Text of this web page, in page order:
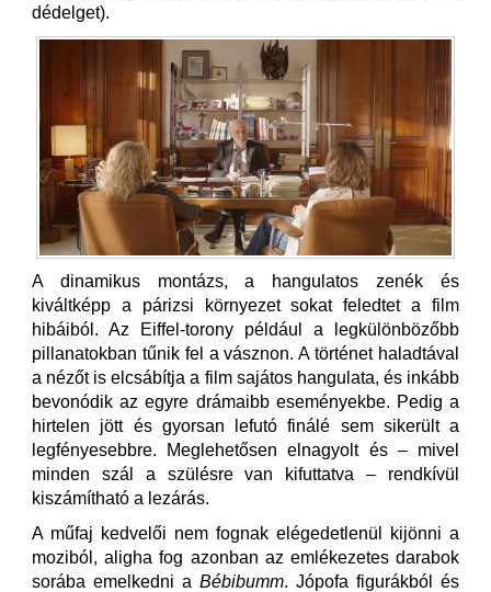
dédelget).
A dinamikus montázs, a hangulatos zenék és
kiváltképp a párizsi környezet sokat feledtet a film
hibáiból. Az Eiffel-torony például a legkülönbözőbb
pillanatokban tűnik fel a vásznon. A történet haladtával
a nézőt is elcsábítja a film sajátos hangulata, és inkább
bevonódik az egyre drámaibb eseményekbe. Pedig a
hirtelen jött és gyorsan lefutó finálé sem sikerült a
legfényesebbre. Meglehetősen elnagyolt és – mivel
minden szál a szülésre van kifuttatva – rendkívül
kiszámítható a lezárás.
A műfaj kedvelői nem fognak elégedetlenül kijönni a
moziból, aligha fog azonban az emlékezetes darabok
sorába emelkedni a Bébibumm. Jópofa figurákból és